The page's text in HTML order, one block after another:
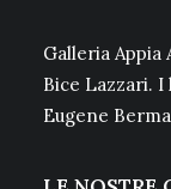
Galleria Appia
Bice Lazzari. I
Eugene